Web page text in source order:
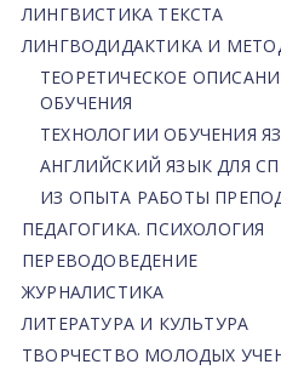
ЛИНГВИСТИКА ТЕКСТА
ЛИНГВОДИДАКТИКА И
ТЕОРЕТИЧЕСКОЕ
ОБУЧЕНИЯ
ТЕХНОЛОГИИ ОБУЧЕНИЯ
АНГЛИЙСКИЙ ЯЗЫК ДЛЯ
ИЗ ОПЫТА РАБОТЫ
ПЕДАГОГИКА. ПСИХОЛОГИЯ
ПЕРЕВОДОВЕДЕНИЕ
ЖУРНАЛИСТИКА
ЛИТЕРАТУРА И КУЛЬТУРА
ТВОРЧЕСТВО МОЛОДЫХ